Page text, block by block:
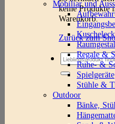
keine Produkte
Warenkorb.
Zurück zum
Suchen
nach:
Mobiliar und
Regale &
Ruhe- &
Spielgeräte
Stühle &
Outdoor
Bänke,